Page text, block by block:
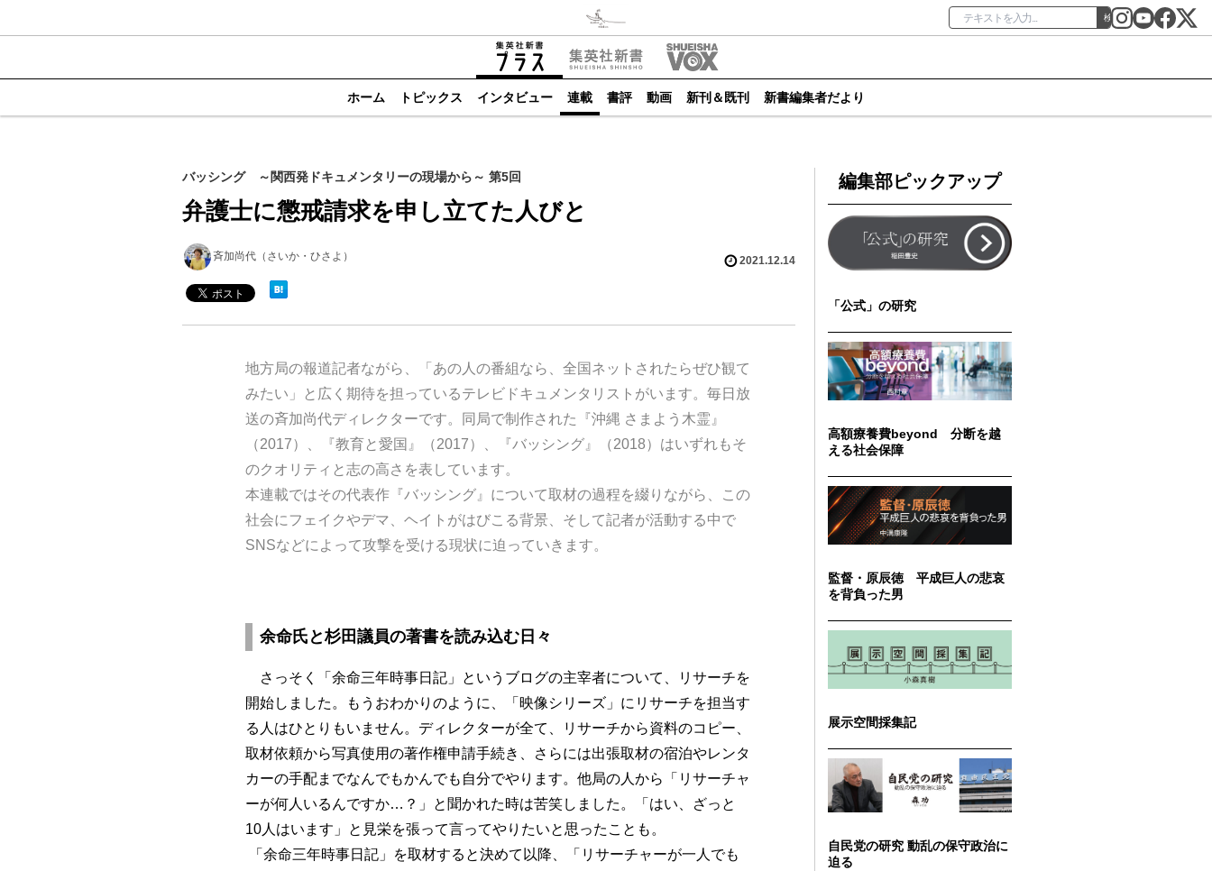
検索
ホーム トピックス インタビュー 連載 書評 動画 新刊＆既刊 新書編集者だより
バッシング ～関西発ドキュメンタリーの現場から～ 第5回
弁護士に懲戒請求を申し立てた人びと
斉加尚代（さいか・ひさよ） 2021.12.14
地方局の報道記者ながら、「あの人の番組なら、全国ネットされたらぜひ観て
みたい」と広く期待を担っているテレビドキュメンタリストがいます。毎日放
送の斉加尚代ディレクターです。同局で制作された『沖縄 さまよう木霊』
（2017）、『教育と愛国』（2017）、『バッシング』（2018）はいずれもそ
のクオリティと志の高さを表しています。
本連載ではその代表作『バッシング』について取材の過程を綴りながら、この
社会にフェイクやデマ、ヘイトがはびこる背景、そして記者が活動する中で
SNSなどによって攻撃を受ける現状に迫っていきます。
余命氏と杉田議員の著書を読み込む日々
さっそく「余命三年時事日記」というブログの主宰者について、リサーチを
開始しました。もうおわかりのように、「映像シリーズ」にリサーチを担当す
る人はひとりもいません。ディレクターが全て、リサーチから資料のコピー、
取材依頼から写真使用の著作権申請手続き、さらには出張取材の宿泊やレンタ
カーの手配までなんでもかんでも自分でやります。他局の人から「リサーチャ
ーが何人いるんですか…？」と聞かれた時は苦笑しました。「はい、ざっと
10人はいます」と見栄を張って言ってやりたいと思ったことも。
「余命三年時事日記」を取材すると決めて以降、「リサーチャーが一人でも
編集部ピックアップ
「公式」の研究
高額療養費beyond 分断を越
える社会保障
監督・原辰徳 平成巨人の悲哀
を背負った男
展示空間採集記
自民党の研究 動乱の保守政治に
迫る